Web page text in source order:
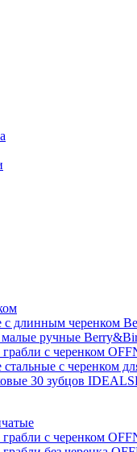
с длинным черенком
малые ручные
с черенком
с черенком
30 зубцов
с черенком